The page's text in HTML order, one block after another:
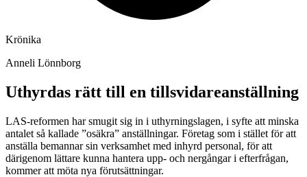
Krönika
Anneli Lönnborg
Uthyrdas rätt till en tillsvidare­anställning
LAS-reformen har smugit sig in i uthyrningslagen, i syfte att minska
antalet så kallade ”osäkra” anställningar. Företag som i stället för att
anställa bemannar sin verksamhet med inhyrd personal, för att
därigenom lättare kunna hantera upp- och nergångar i efterfrågan,
kommer att möta nya förutsättningar.